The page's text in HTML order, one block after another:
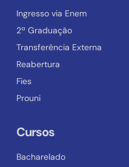
Ingresso via Enem
2ª Graduação
Transferência Externa
Reabertura
Fies
Prouni
Cursos
Bacharelado